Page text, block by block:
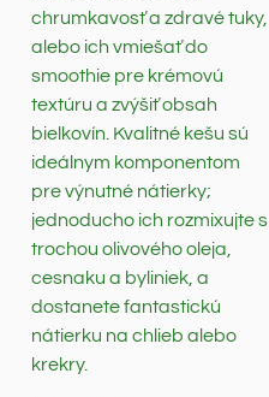
chrumkavosť a zdravé tuky,
alebo ich vmiešať do
smoothie pre krémovú
textúru a zvýšiť obsah
bielkovín. Kvalitné kešu sú
ideálnym komponentom
pre výnutné nátierky;
jednoducho ich rozmixujte s
trochou olivového oleja,
cesnaku a byliniek, a
dostanete fantastickú
nátierku na chlieb alebo
krekry.